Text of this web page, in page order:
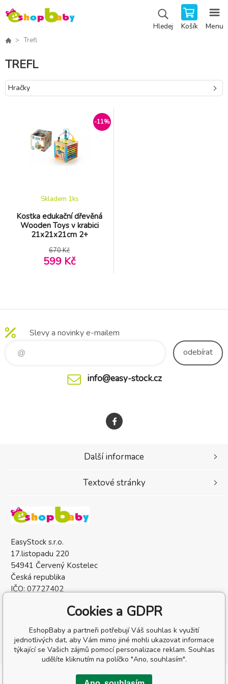
Hledej Košík Menu
Trefl
TREFL
Hračky
-11%
Kostka edukační dřevěná
Wooden Toys v krabici
21x21x21cm 2+
Skladem 1ks
670 Kč
599 Kč
Slevy a novinky e-mailem
odebírat
info@easy-stock.cz
EasyStock s.r.o.
17.listopadu 220
54941 Červený Kostelec
Česká republika
IČO: 07727402
Další informace
Textové stránky
Copyright © 2026 EasyStock s.r.o.
Cookies a GDPR
EshopBaby a partneři potřebují Váš souhlas k využití
jednotlivých dat, aby Vám mimo jiné mohli ukazovat informace
týkající se Vašich zájmů pomocí personalizace reklam. Souhlas
udělíte kliknutím na políčko "Ano, souhlasím".